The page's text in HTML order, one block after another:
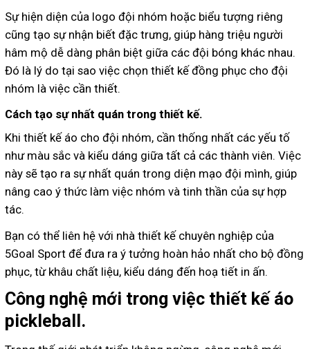
Sự hiện diện của logo đội nhóm hoặc biểu tượng riêng
cũng tạo sự nhận biết đặc trưng, giúp hàng triệu người
hâm mộ dễ dàng phân biệt giữa các đội bóng khác nhau.
Đó là lý do tại sao việc chọn thiết kế đồng phục cho đội
nhóm là việc cần thiết.
Cách tạo sự nhất quán trong thiết kế.
Khi thiết kế áo cho đội nhóm, cần thống nhất các yếu tố
như màu sắc và kiểu dáng giữa tất cả các thành viên. Việc
này sẽ tạo ra sự nhất quán trong diện mạo đội mình, giúp
nâng cao ý thức làm việc nhóm và tinh thần của sự hợp
tác.
Bạn có thể liên hệ với nhà thiết kế chuyên nghiệp của
5Goal Sport để đưa ra ý tưởng hoàn hảo nhất cho bộ đồng
phục, từ khâu chất liệu, kiểu dáng đến hoạ tiết in ấn.
Công nghệ mới trong việc thiết kế áo
pickleball.